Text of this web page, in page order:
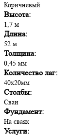
Коричневый
Высота:
1,7 м
Длина:
52 м
Толщина:
0,45 мм
Количество лаг:
40х20мм
Столбы:
Сваи
Фундамент:
На сваях
Услуги: